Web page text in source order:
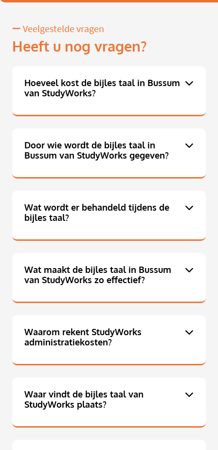
Veelgestelde vragen
Heeft u nog vragen?
Hoeveel kost de bijles taal in Bussum
van StudyWorks?
Door wie wordt de bijles taal in
Bussum van StudyWorks gegeven?
Wat wordt er behandeld tijdens de
bijles taal?
Wat maakt de bijles taal in Bussum
van StudyWorks zo effectief?
Waarom rekent StudyWorks
administratiekosten?
Waar vindt de bijles taal van
StudyWorks plaats?